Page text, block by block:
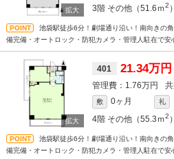
3階 その他（51.6ｍ2 ）
池袋駅徒歩6分！劇場通り沿い！南向きの
備完備・オートロック・防犯カメラ・管理人駐在で
401 21.34万円
1.76万円
敷 0ヶ月 礼
4階 その他（55.3ｍ2 ）
池袋駅徒歩6分！劇場通り沿い！南向きの
備完備・オートロック・防犯カメラ・管理人駐在で